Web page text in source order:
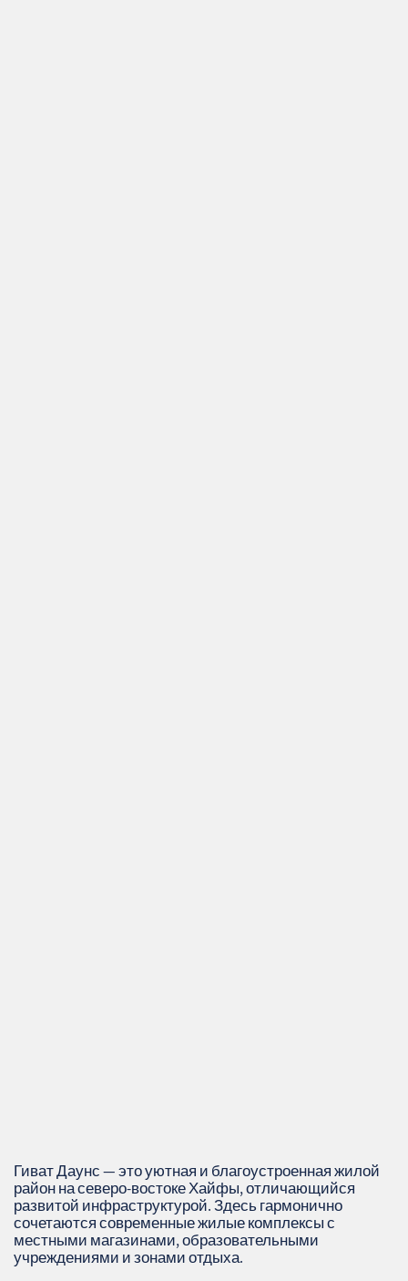
Гиват Даунс — это уютная и благоустроенная жилой
район на северо-востоке Хайфы, отличающийся
развитой инфраструктурой. Здесь гармонично
сочетаются современные жилые комплексы с
местными магазинами, образовательными
учреждениями и зонами отдыха.